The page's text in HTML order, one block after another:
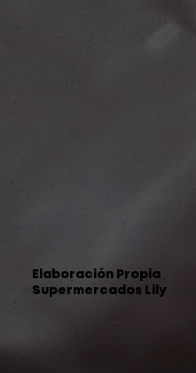
Elaboración Propia
Supermercados Lily